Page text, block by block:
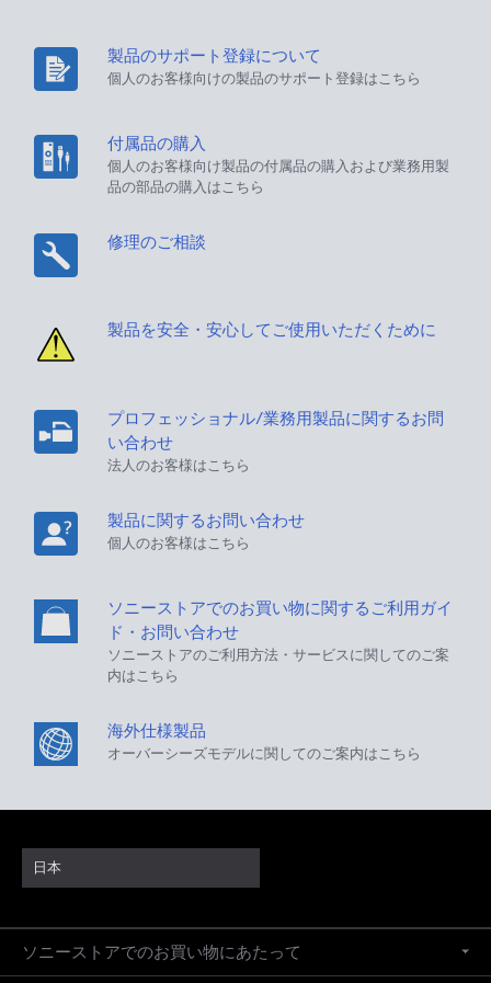
製品のサポート登録について
個人のお客様向けの製品のサポート登録はこちら
付属品の購入
個人のお客様向け製品の付属品の購入および業務用製
品の部品の購入はこちら
修理のご相談
製品を安全・安心してご使用いただくために
プロフェッショナル/業務用製品に関するお問
い合わせ
法人のお客様はこちら
製品に関するお問い合わせ
個人のお客様はこちら
ソニーストアでのお買い物に関するご利用ガイ
ド・お問い合わせ
ソニーストアのご利用方法・サービスに関してのご案
内はこちら
海外仕様製品
オーバーシーズモデルに関してのご案内はこちら
日本
ソニーストアでのお買い物にあたって